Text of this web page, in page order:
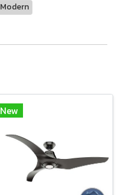
Modern
New